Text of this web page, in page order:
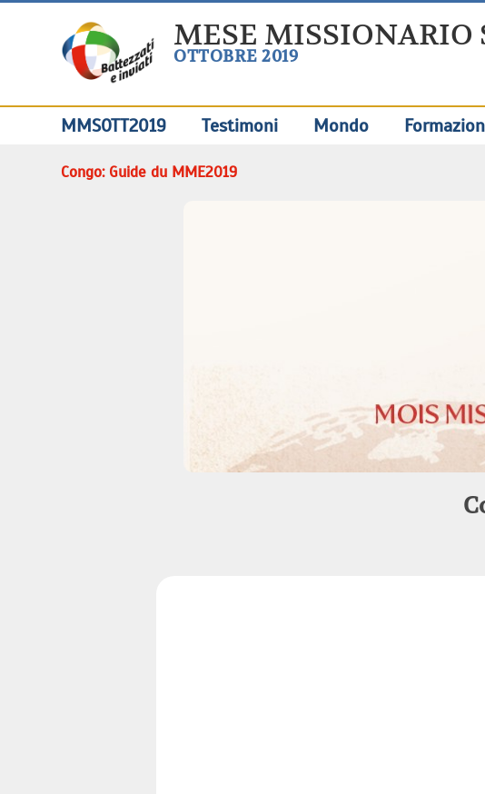
MESE MISSIONARIO
OTTOBRE 2019
MMSOTT2019 Testimoni Mondo
Congo: Guide du MME2019